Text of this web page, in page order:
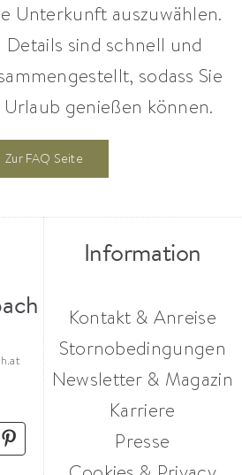
Unterkunft auszuwählen.
sind schnell und
sodass Sie
genießen können.
Zur FAQ Seite
Information
Kontakt & Anreise
Stornobedingungen
Newsletter & Magazin
Karriere
Presse